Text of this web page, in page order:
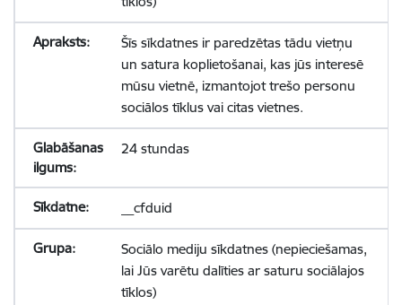
Šīs sīkdatnes ir paredzētas tādu vietņu
un satura koplietošanai, kas jūs interesē
mūsu vietnē, izmantojot trešo personu
sociālos tīklus vai citas vietnes.
24 stundas
__cfduid
Sociālo mediju sīkdatnes (nepieciešamas,
lai Jūs varētu dalīties ar saturu sociālajos
tīklos)